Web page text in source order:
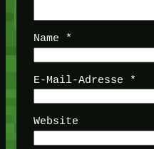
Name *
E-Mail-Adresse *
Website